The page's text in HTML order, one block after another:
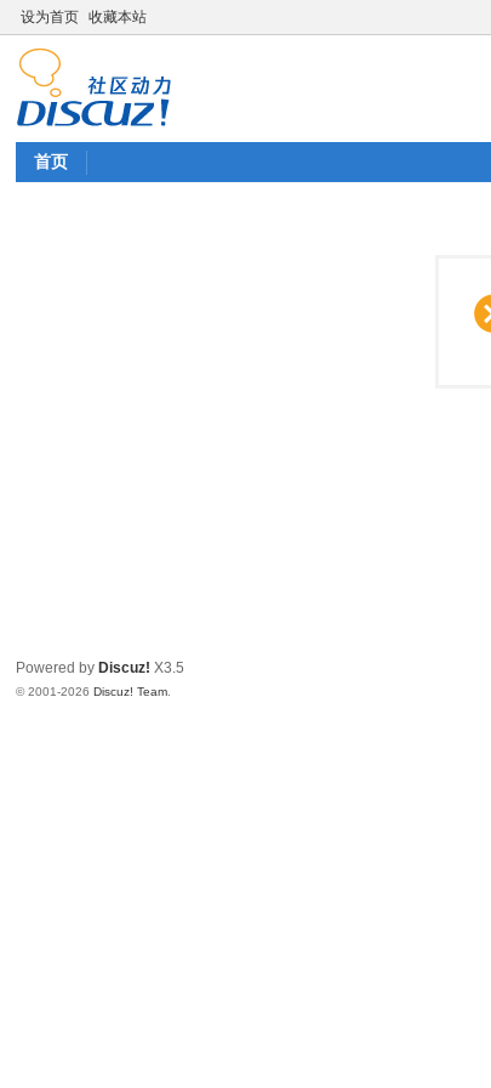
设为首页 收藏本站
首页
Powered by Discuz! X3.5
© 2001-2026Discuz! Team